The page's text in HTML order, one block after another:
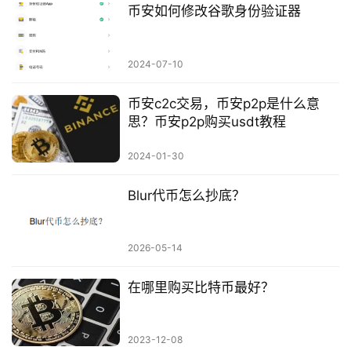
币安如何修改谷歌身份验证器
2024-07-10
币安c2c交易，币安p2p是什么意
思？币安p2p购买usdt教程
2024-01-30
Blur代币怎么抄底？
2026-05-14
在哪里购买比特币最好？
2023-12-08